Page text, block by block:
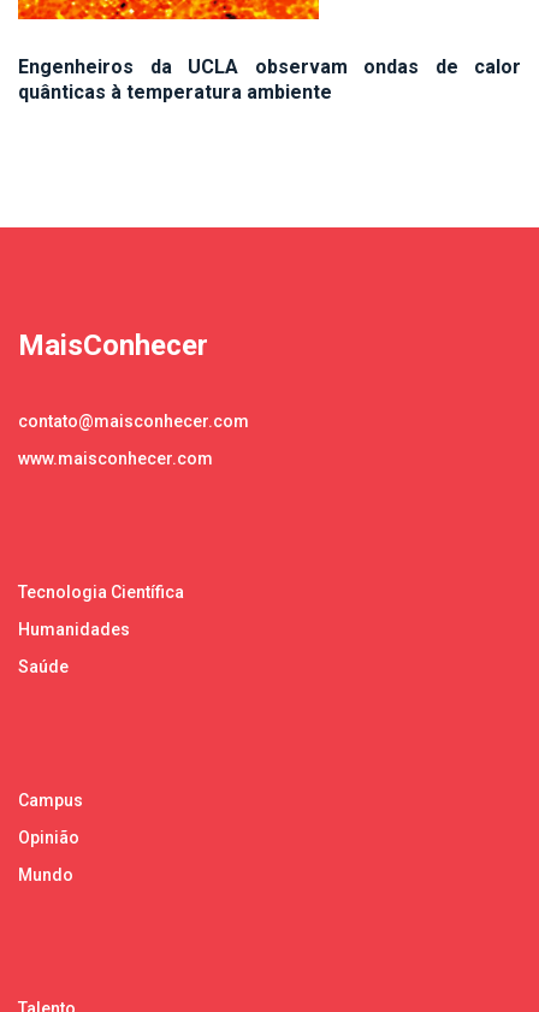
Engenheiros da UCLA observam ondas de calor
quânticas à temperatura ambiente
MaisConhecer
contato@maisconhecer.com
www.maisconhecer.com
Tecnologia Científica
Humanidades
Saúde
Campus
Opinião
Mundo
Talento